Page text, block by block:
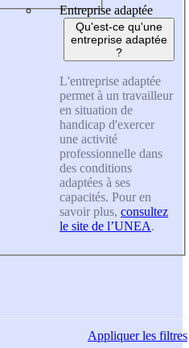
Entreprise adaptée
Qu'est-ce qu'une
entreprise adaptée
?
L'entreprise adaptée
permet à un travailleur
en situation de
handicap d'exercer
une activité
professionnelle dans
des conditions
adaptées à ses
capacités. Pour en
savoir plus, consultez
le site de l’UNEA.
Appliquerles filtres